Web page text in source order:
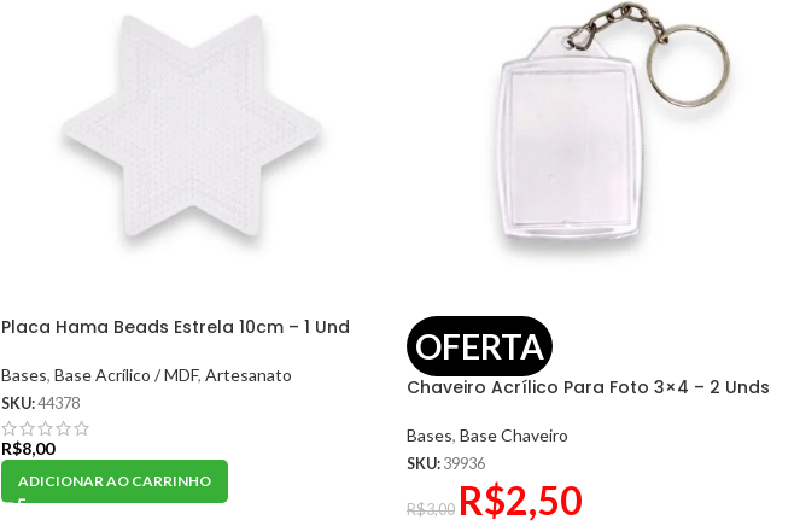
Placa Hama Beads Estrela 10cm – 1 Und
Bases, Base Acrílico / MDF, Artesanato
SKU:44378
R$8,00
ADICIONAR AO CARRINHO
OFERTA
Chaveiro Acrílico Para Foto 3×4 – 2 Unds
Bases, Base Chaveiro
SKU: 39936
R$3,00 R$2,50